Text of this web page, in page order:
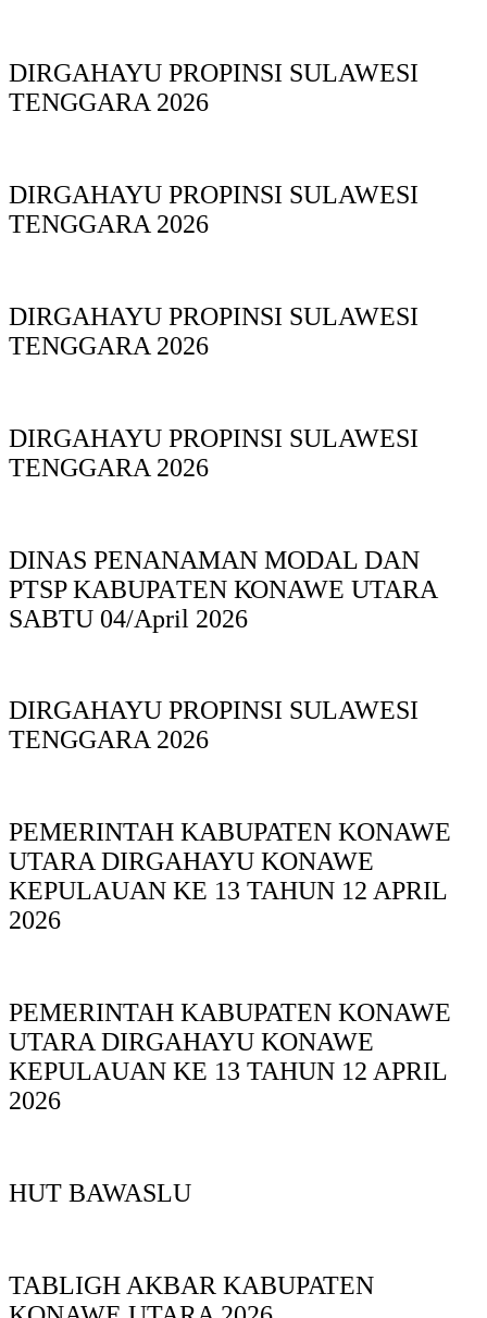
DIRGAHAYU PROPINSI SULAWESI
TENGGARA 2026
DIRGAHAYU PROPINSI SULAWESI
TENGGARA 2026
DIRGAHAYU PROPINSI SULAWESI
TENGGARA 2026
DIRGAHAYU PROPINSI SULAWESI
TENGGARA 2026
DINAS PΕΝΑΝΑΜAN MODAL DAN
PTSP KABUPAΤΕΝ ΚΟNAWE UTARA
SABTU 04/April 2026
DIRGAHAYU PROPINSI SULAWESI
TENGGARA 2026
PEMERINTAH KABUPATEN KONAWE
UTARA DIRGAHAYU KONAWE
KEPULAUAN KE 13 TAHUN 12 APRIL
2026
PEMERINTAH KABUPATEN KONAWE
UTARA DIRGAHAYU KONAWE
KEPULAUAN KE 13 TAHUN 12 APRIL
2026
HUT BAWASLU
TABLIGH AKBAR KABUPATEN